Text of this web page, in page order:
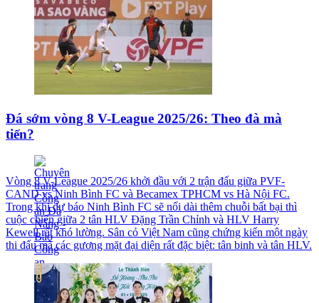
Đá sớm vòng 8 V-League 2025/26: Theo đà mà
tiến?
Vòng 8 V-League 2025/26 khởi đầu với 2 trận đấu giữa PVF-
CAND vs Ninh Bình FC và Becamex TPHCM vs Hà Nội FC.
Trong khi dự báo Ninh Bình FC sẽ nối dài thêm chuỗi bất bại thì
cuộc chiến giữa 2 tân HLV Đặng Trần Chỉnh và HLV Harry
Kewell rất khó lường. Sân cỏ Việt Nam cũng chứng kiến một ngày
thi đấu mà các gương mặt đại diện rất đặc biệt: tân binh và tân HLV.